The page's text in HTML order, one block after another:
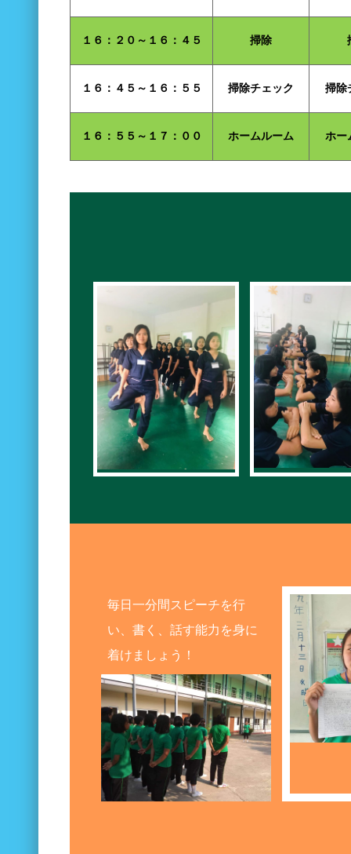
１６：２０～１６：４５ 掃除
１６：４５～１６：５５ 掃除チェック 掃除
１６：５５～１７：００ ホームルーム ホー
毎日一分間スピーチを行
い、書く、話す能力を身に
着けましょう！